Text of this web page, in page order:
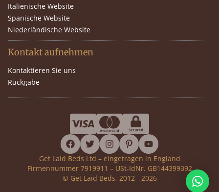
Italienische Website
Spanische Website
Niederländische Website
Kontakt aufnehmen
Kontaktieren Sie uns
Rückgabe
facebook
twitterinstagram
pinterestyoutube
Get Laid Beds Ltd – eingetragen in England
Firmennummer 7919911 – USt-IdNr. GB144399392
© Get Laid Beds, 2012 - 2026